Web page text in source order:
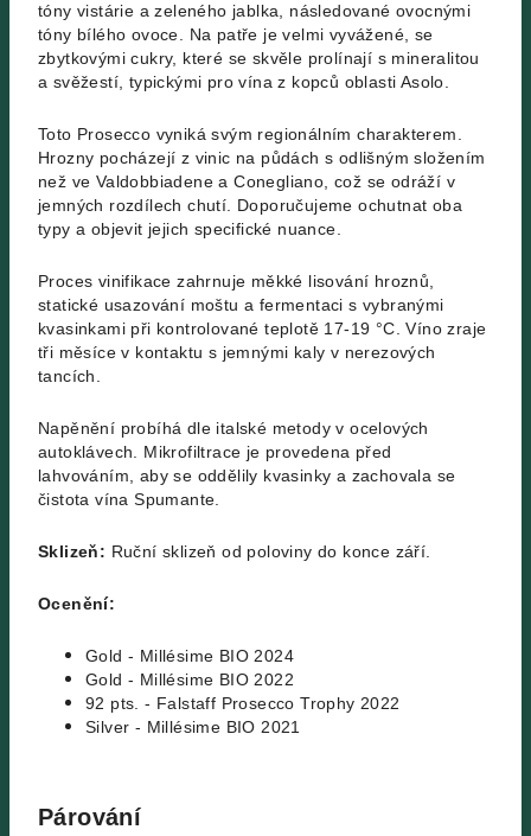
tóny vistárie a zeleného jablka, následované ovocnými
tóny bílého ovoce. Na patře je velmi vyvážené, se
zbytkovými cukry, které se skvěle prolínají s mineralitou
a svěžestí, typickými pro vína z kopců oblasti Asolo.
Toto Prosecco vyniká svým regionálním charakterem.
Hrozny pocházejí z vinic na půdách s odlišným složením
než ve Valdobbiadene a Conegliano, což se odráží v
jemných rozdílech chutí. Doporučujeme ochutnat oba
typy a objevit jejich specifické nuance.
Proces vinifikace zahrnuje měkké lisování hroznů,
statické usazování moštu a fermentaci s vybranými
kvasinkami při kontrolované teplotě 17-19 °C. Víno zraje
tři měsíce v kontaktu s jemnými kaly v nerezových
tancích.
Napěnění probíhá dle italské metody v ocelových
autoklávech. Mikrofiltrace je provedena před
lahvováním, aby se oddělily kvasinky a zachovala se
čistota vína Spumante.
Sklizeň: Ruční sklizeňod poloviny do konce září.
Ocenění:
Gold - Millésime BIO 2024
Gold - Millésime BIO 2022
92 pts. - Falstaff Prosecco Trophy 2022
Silver - Millésime BIO 2021
Párování